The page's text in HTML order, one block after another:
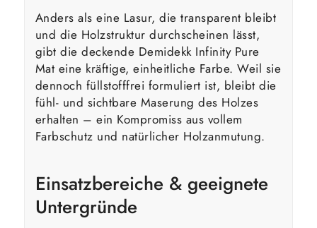
Anders als eine Lasur, die transparent bleibt
und die Holzstruktur durchscheinen lässt,
gibt die deckende Demidekk Infinity Pure
Mat eine kräftige, einheitliche Farbe. Weil sie
dennoch füllstofffrei formuliert ist, bleibt die
fühl- und sichtbare Maserung des Holzes
erhalten – ein Kompromiss aus vollem
Farbschutz und natürlicher Holzanmutung.
Einsatzbereiche & geeignete
Untergründe